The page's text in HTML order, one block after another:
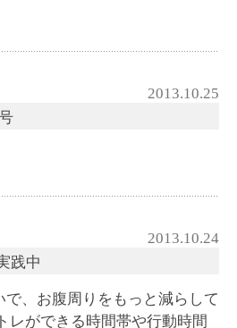
2013.10.25
2013.10.24
践中
で、お腹周りをもっと減らして
レができる時間帯や行動時間